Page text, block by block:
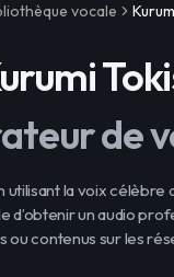
vocale
de
la voix célèbre
d’obtenir un audio
ou contenus sur les